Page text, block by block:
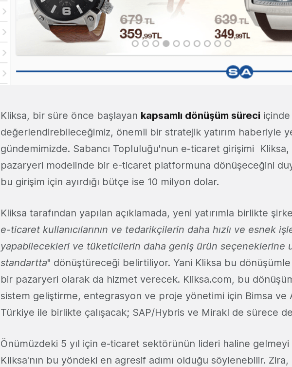
Kliksa, bir süre önce başlayan kapsamlı dönüşüm süreci içinde
değerlendirebileceğimiz, önemli bir stratejik yatırım haberiyle
gündemimizde. Sabancı Topluluğu'nun e-ticaret girişimi
pazaryeri modelinde bir e-ticaret platformuna dönüşeceğini
bu girişim için ayırdığı bütçe ise 10 milyon dolar.
Kliksa tarafından yapılan açıklamada, yeni yatırımla birlikte
e-ticaret kullanıcılarının ve tedarikçilerin daha hızlı ve esnek
yapabilecekleri ve tüketicilerin daha geniş ürün seçeneklerine
standartta" dönüştüreceği belirtiliyor. Yani Kliksa bu
bir pazaryeri olarak da hizmet verecek. Kliksa.com, bu
sistem geliştirme, entegrasyon ve proje yönetimi için Bimsa ve
Türkiye ile birlikte çalışacak; SAP/Hybris ve Mirakl de sürece
Önümüzdeki 5 yıl için e-ticaret sektörünün lideri haline
Kilksa'nın bu yöndeki en agresif adımı olduğu söylenebilir.